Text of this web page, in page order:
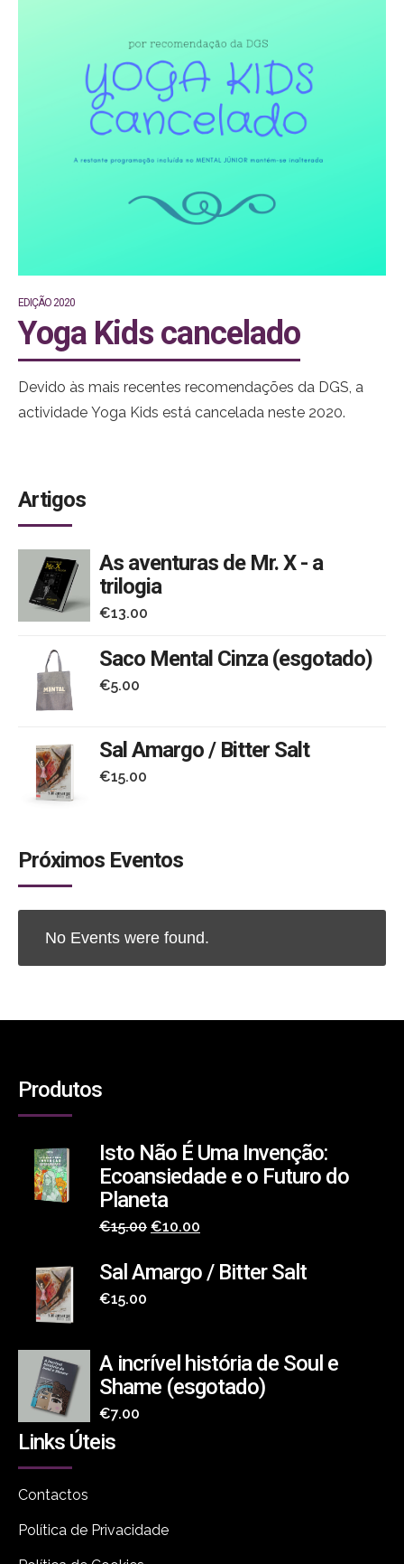
EDIÇÃO 2020
Yoga Kids cancelado
Devido às mais recentes recomendações da DGS, a
actividade Yoga Kids está cancelada neste 2020.
Artigos
As aventuras de Mr. X - a
trilogia
€13.00
Saco Mental Cinza (esgotado)
€5.00
Sal Amargo / Bitter Salt
€15.00
Próximos Eventos
No Events were found.
Produtos
Isto Não É Uma Invenção:
Ecoansiedade e o Futuro do
Planeta
€15.00 O
original
€10.00
atual
Sal Amargo / Bitter Salt
€15.00
A incrível história de Soul e
Shame (esgotado)
€7.00
Links Úteis
Contactos
Política de Privacidade